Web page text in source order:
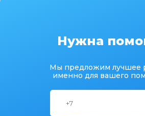
Нужна
Мы предложим лучшее
именно для вашего